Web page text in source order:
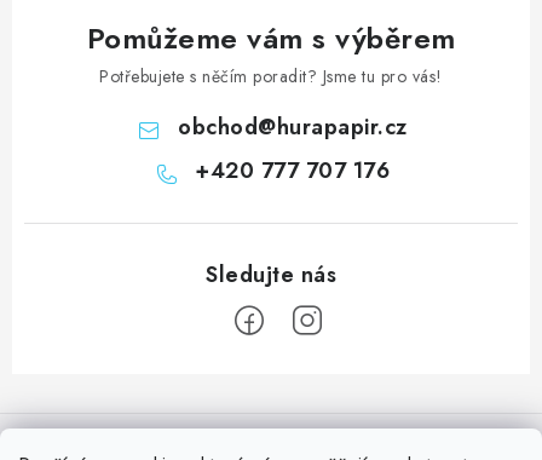
Pomůžeme vám s výběrem
Potřebujete s něčím poradit? Jsme tu pro vás!
obchod@hurapapir.cz
+420 777 707 176
á